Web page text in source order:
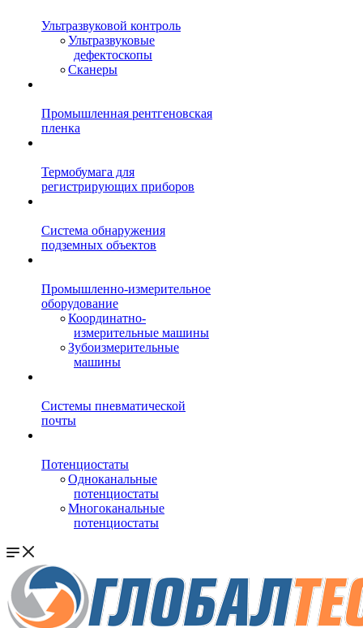
Ультразвуковой контроль
Ультразвуковые
дефектоскопы
Сканеры
Промышленная рентгеновская
пленка
Термобумага для
регистрирующих приборов
Система обнаружения
подземных объектов
Промышленно-измерительное
оборудование
Координатно-
измерительные машины
Зубоизмерительные
машины
Системы пневматической
почты
Потенциостаты
Одноканальные
потенциостаты
Многоканальные
потенциостаты